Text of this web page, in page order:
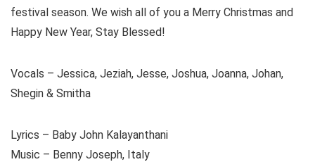
festival season. We wish all of you a Merry Christmas and
Happy New Year, Stay Blessed!
Vocals – Jessica, Jeziah, Jesse, Joshua, Joanna, Johan,
Shegin & Smitha
Lyrics – Baby John Kalayanthani
Music – Benny Joseph, Italy